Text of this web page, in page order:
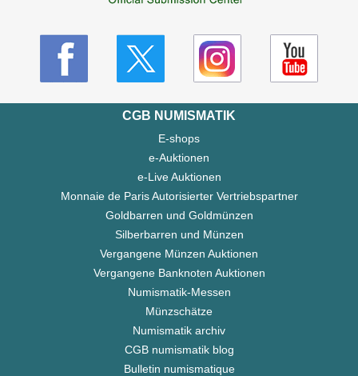
CGB NUMISMATIK
E-shops
e-Auktionen
e-Live Auktionen
Monnaie de Paris Autorisierter Vertriebspartner
Goldbarren und Goldmünzen
Silberbarren und Münzen
Vergangene Münzen Auktionen
Vergangene Banknoten Auktionen
Numismatik-Messen
Münzschätze
Numismatik archiv
CGB numismatik blog
Bulletin numismatique